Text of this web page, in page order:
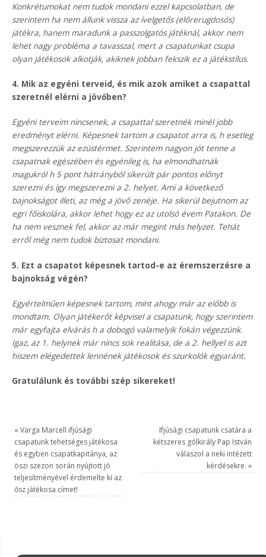
Konkrétumokat nem tudok mondani ezzel kapcsolatban, de
szerintem ha nem állunk vissza az ívelgetős (előrerugdosós)
játékra, hanem maradunk a passzolgatós játéknál, akkor nem
lehet nagy probléma a tavasszal, mert a csapatunkat csupa
olyan játékosok alkotják, akiknek jobban fekszik ez a játékstílus.
4. Mik az egyéni terveid, és mik azok amiket a csapattal
szeretnél elérni a jövőben?
Egyéni terveim nincsenek, a csapattal szeretnék minél jobb
eredményt elérni. Képesnek tartom a csapatot arra is, h esetleg
megszerezzük az ezüstérmet. Szerintem nagyon jót tenne a
csapatnak egészében és egyénileg is, ha elmondhatnák
magukról h 5 pont hátrányból sikerült pár pontos előnyt
szerezni és így megszerezni a 2. helyet. Ami a következő
bajnokságot illeti, az még a jövő zenéje. Ha sikerül bejutnom az
egri főiskolára, akkor lehet hogy ez az utolsó évem Patakon. De
ha nem vesznek fel, akkor az már megint más helyzet. Tehát
erről még nem tudok biztosat mondani.
5. Ezt a csapatot képesnek tartod-e az éremszerzésre a
bajnokság végén?
Egyértelműen képesnek tartom, mint ahogy már az előbb is
mondtam. Olyan játékerőt képvisel a csapatunk, hogy szerintem
már egyfajta elvárás h a dobogó valamelyik fokán végezzünk.
Igaz, az 1. helynek már nincs sok realitása, de a 2. hellyel is azt
hiszem elégedettek lennének játékosok és szurkolók egyaránt.
Gratulálunk és további szép sikereket!
« Varga Marcell ifjúsági
csapatunk tehetséges játékosa
és egyben csapatkapitánya, az
öszi szezon során nyújtott jó
teljesítményével érdemelte ki az
ősz játékosa címet!
Ifjúsági csapatunk csatára a
kétszeres gólkirály Pap István
válaszol a neki intézett
kérdésekre. »